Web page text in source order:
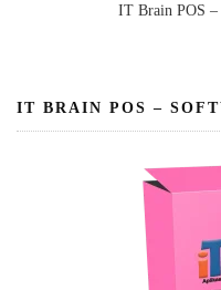
IT Brain POS
IT BRAIN POS –